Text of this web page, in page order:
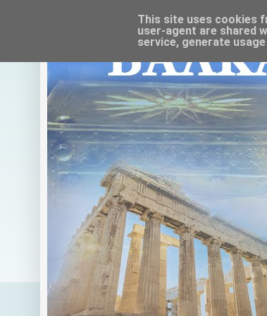
This site uses cookies
user-agent are shared
service, generate